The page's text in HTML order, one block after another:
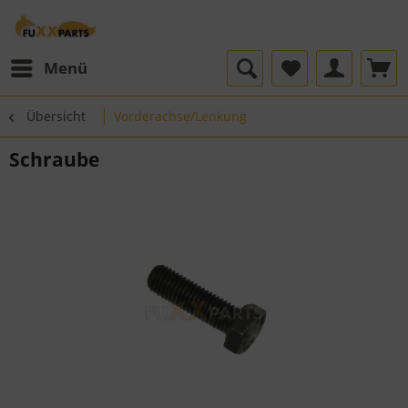
Menü
Übersicht Vorderachse/Lenkung
Schraube